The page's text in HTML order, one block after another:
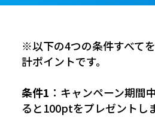
※以下の4つの条件すべて
計ポイントです。
条件1 ：キャンペーン期間
ると100ptをプレゼントしま